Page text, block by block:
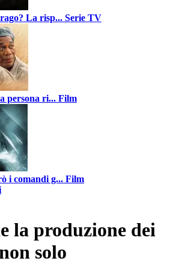
La risp... Serie TV
persona ri... Film
i comandi g... Film
la produzione dei
solo